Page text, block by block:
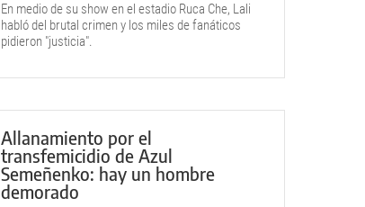
En medio de su show en el estadio Ruca Che, Lali
habló del brutal crimen y los miles de fanáticos
pidieron "justicia".
Allanamiento por el
transfemicidio de Azul
Semeñenko: hay un hombre
demorado